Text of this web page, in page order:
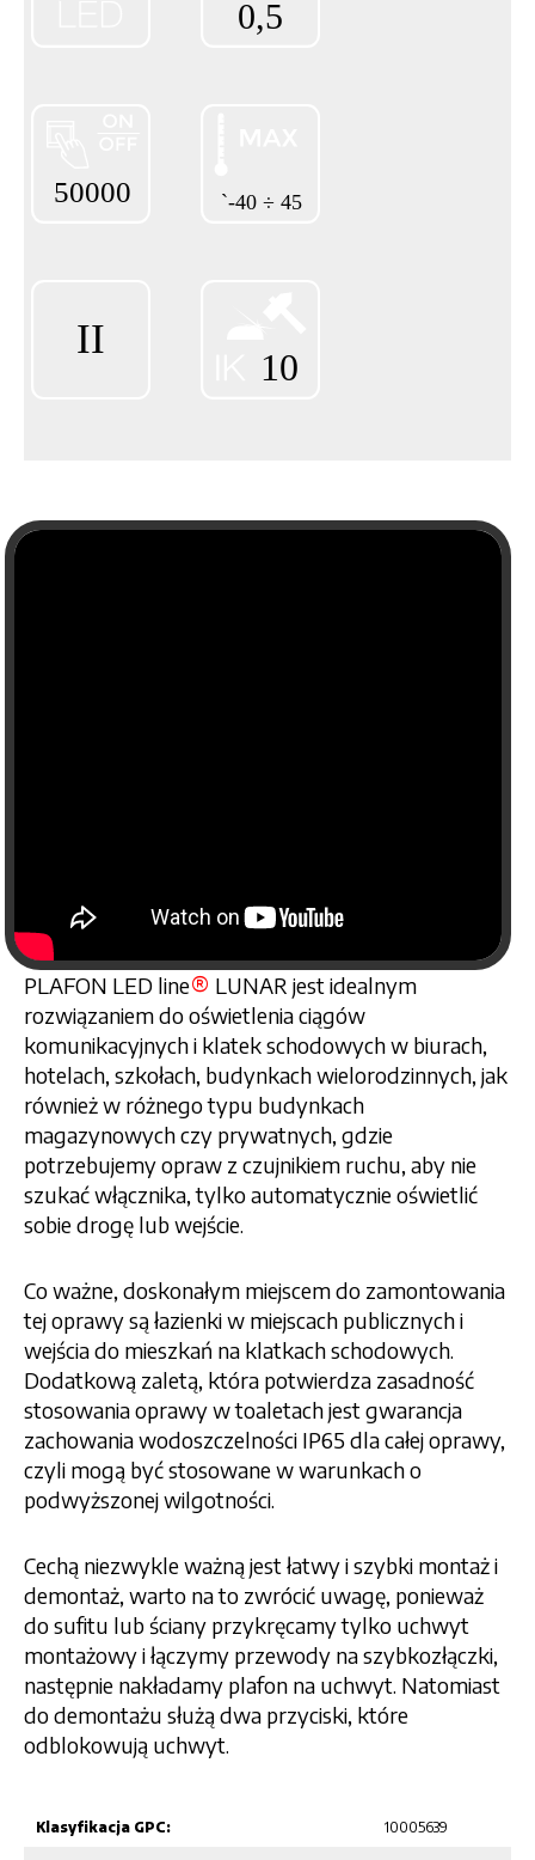
PLAFON LED line® LUNAR jest idealnym
rozwiązaniem do oświetlenia ciągów
komunikacyjnych i klatek schodowych w biurach,
hotelach, szkołach, budynkach wielorodzinnych, jak
również w różnego typu budynkach
magazynowych czy prywatnych, gdzie
potrzebujemy opraw z czujnikiem ruchu, aby nie
szukać włącznika, tylko automatycznie oświetlić
sobie drogę lub wejście.
Co ważne, doskonałym miejscem do zamontowania
tej oprawy są łazienki w miejscach publicznych i
wejścia do mieszkań na klatkach schodowych.
Dodatkową zaletą, która potwierdza zasadność
stosowania oprawy w toaletach jest gwarancja
zachowania wodoszczelności IP65 dla całej oprawy,
czyli mogą być stosowane w warunkach o
podwyższonej wilgotności.
Cechą niezwykle ważną jest łatwy i szybki montaż i
demontaż, warto na to zwrócić uwagę, ponieważ
do sufitu lub ściany przykręcamy tylko uchwyt
montażowy i łączymy przewody na szybkozłączki,
następnie nakładamy plafon na uchwyt. Natomiast
do demontażu służą dwa przyciski, które
odblokowują uchwyt.
Klasyfikacja GPC: 10005639